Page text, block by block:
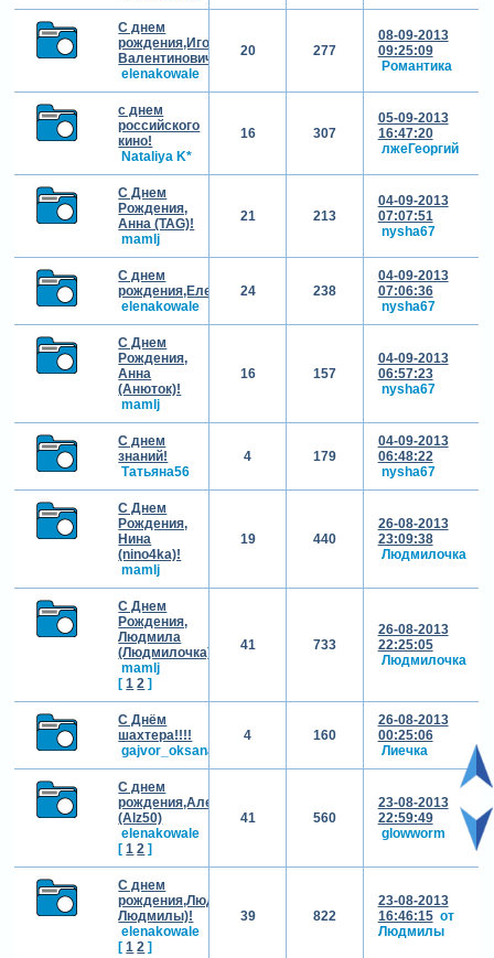
С днем
рождения,Игорь
Валентинович(biv50)!
elenakowale
20 277
08-09-2013
09:25:09
Романтика
с днем
российского
кино!
Nataliya K*
16 307
05-09-2013
16:47:20
лжеГеоргий
С Днем
Рождения,
Анна (TAG)!
mamlj
21 213
04-09-2013
07:07:51
nysha67
С днем
рождения,Елена((Еленка1)!
elenakowale
24 238
04-09-2013
07:06:36
nysha67
С Днем
Рождения,
Анна
(Анюток)!
mamlj
16 157
04-09-2013
06:57:23
nysha67
С днем
знаний!
Татьяна56
4 179
04-09-2013
06:48:22
nysha67
С Днем
Рождения,
Нина
(nino4ka)!
mamlj
19 440
26-08-2013
23:09:38
Людмилочка
С Днем
Рождения,
Людмила
(Людмилочка)!
mamlj
[ 1 2 ]
41 733
26-08-2013
22:25:05
Людмилочка
С Днём
шахтера!!!!
gajvor_oksana
4 160
26-08-2013
00:25:06
Лиечка
С днем
рождения,Александр!
(Alz50)
elenakowale
[ 1 2 ]
41 560
23-08-2013
22:59:49
glowworm
С днем
рождения,Людмила(от
Людмилы)!
elenakowale
[ 1 2 ]
39 822
23-08-2013
16:46:15 от
Людмилы